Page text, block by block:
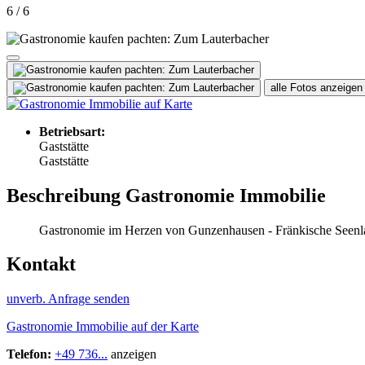
6 / 6
alle Fotos anzeigen
Betriebsart:
Gaststätte
Gaststätte
Beschreibung Gastronomie Immobilie
Gastronomie im Herzen von Gunzenhausen - Fränkische
Kontakt
unverb. Anfrage senden
Gastronomie Immobilie auf der Karte
Telefon: +49 736... anzeigen